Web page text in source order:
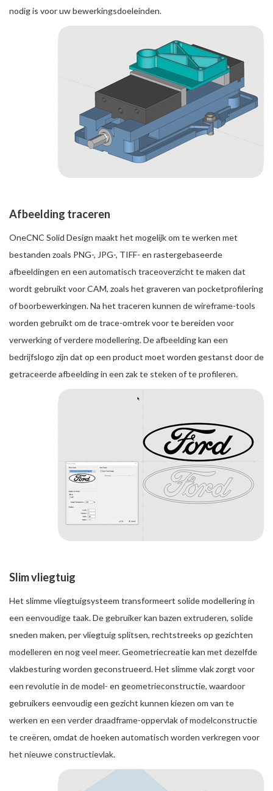
nodig is voor uw bewerkingsdoeleinden.
Afbeelding traceren
OneCNC Solid Design maakt het mogelijk om te werken met
bestanden zoals PNG-, JPG-, TIFF- en rastergebaseerde
afbeeldingen en een automatisch traceoverzicht te maken dat
wordt gebruikt voor CAM, zoals het graveren van pocketprofilering
of boorbewerkingen. Na het traceren kunnen de wireframe-tools
worden gebruikt om de trace-omtrek voor te bereiden voor
verwerking of verdere modellering. De afbeelding kan een
bedrijfslogo zijn dat op een product moet worden gestanst door de
getraceerde afbeelding in een zak te steken of te profileren.
Slim vliegtuig
Het slimme vliegtuigsysteem transformeert solide modellering in
een eenvoudige taak. De gebruiker kan bazen extruderen, solide
sneden maken, per vliegtuig splitsen, rechtstreeks op gezichten
modelleren en nog veel meer. Geometriecreatie kan met dezelfde
vlakbesturing worden geconstrueerd. Het slimme vlak zorgt voor
een revolutie in de model- en geometrieconstructie, waardoor
gebruikers eenvoudig een gezicht kunnen kiezen om van te
werken en een verder draadframe-oppervlak of modelconstructie
te creëren, omdat de hoeken automatisch worden verkregen voor
het nieuwe constructievlak.